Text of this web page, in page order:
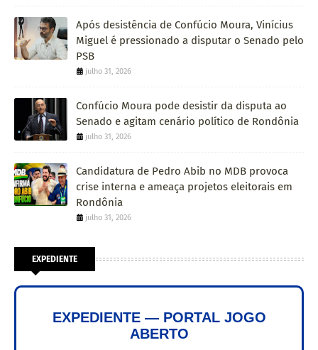
Após desistência de Confúcio Moura, Vinícius
Miguel é pressionado a disputar o Senado pelo
PSB
julho 31, 2026
Confúcio Moura pode desistir da disputa ao
Senado e agitam cenário político de Rondônia
julho 31, 2026
Candidatura de Pedro Abib no MDB provoca
crise interna e ameaça projetos eleitorais em
Rondônia
julho 31, 2026
EXPEDIENTE
EXPEDIENTE — PORTAL JOGO
ABERTO